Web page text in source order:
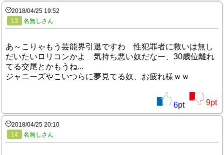
2018/04/25 19:52
13
名無しさん
あ～こりゃもう芸能界引退ですわ 性犯罪者に救いは無し
だいたいロリコンかよ 気持ち悪い奴だなー、30歳位離れ
てる交尾とかもうね...
ジャニーズやこいつらに夢見てる奴、お疲れ様ｗｗ
6pt 9pt
2018/04/25 20:10
14
名無しさん